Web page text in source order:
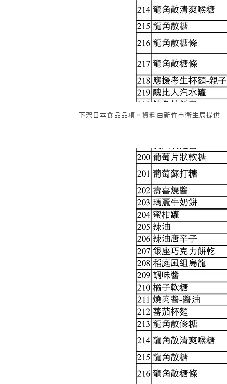
下架日本食品品項。資料由新竹市衛生局提供